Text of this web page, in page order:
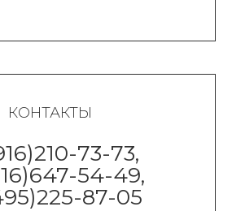
КОНТАКТЫ
73-73,
54-49,
87-05